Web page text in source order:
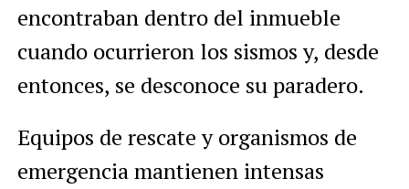
encontraban dentro del inmueble
cuando ocurrieron los sismos y, desde
entonces, se desconoce su paradero.
Equipos de rescate y organismos de
emergencia mantienen intensas